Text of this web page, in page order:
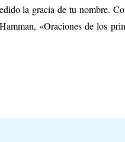
la gracia de tu nombre.
«Oraciones de los